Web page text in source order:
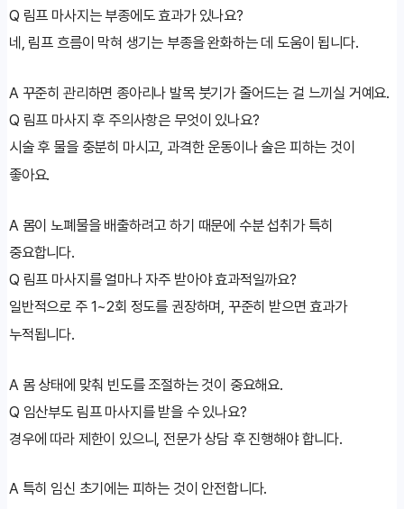
Q 림프 마사지는 부종에도 효과가 있나요?
네, 림프 흐름이 막혀 생기는 부종을 완화하는 데 도움이 됩니다.
A꾸준히 관리하면 종아리나 발목 붓기가 줄어드는 걸 느끼실 거예요.
Q 림프 마사지 후 주의사항은 무엇이 있나요?
시술 후 물을 충분히 마시고, 과격한 운동이나 술은 피하는 것이
좋아요.
A몸이 노폐물을 배출하려고 하기 때문에 수분 섭취가 특히
중요합니다.
Q 림프 마사지를 얼마나 자주 받아야 효과적일까요?
일반적으로 주 1~2회 정도를 권장하며, 꾸준히 받으면 효과가
누적됩니다.
A몸 상태에 맞춰 빈도를 조절하는 것이 중요해요.
Q 임산부도 림프 마사지를 받을 수 있나요?
경우에 따라 제한이 있으니, 전문가 상담 후 진행해야 합니다.
A특히 임신 초기에는 피하는 것이 안전합니다.